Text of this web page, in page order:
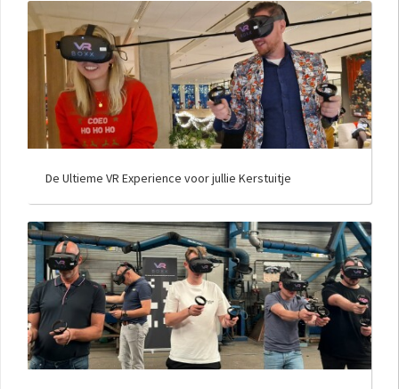
De Ultieme VR Experience voor jullie Kerstuitje